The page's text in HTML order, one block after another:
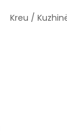
Kreu /